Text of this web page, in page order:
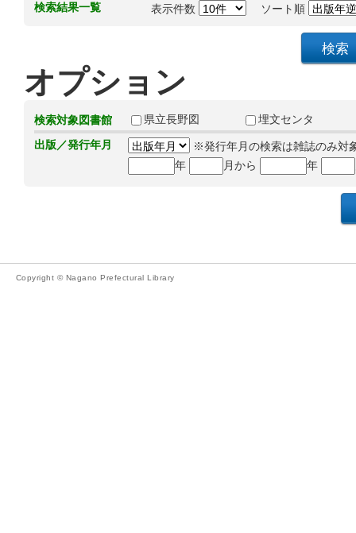
検索結果一覧 表示件数 ソート順
オプション
検索対象図書館 県立長野図
埋文センタ
出版／発行年月
※発行年月の検索は雑誌のみ対
年
月から 年
Copyright © Nagano Prefectural Library